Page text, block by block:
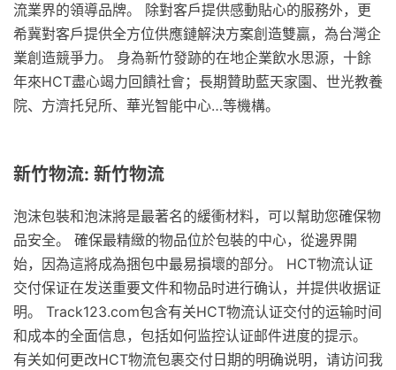
流業界的領導品牌。 除對客戶提供感動貼心的服務外，更
希冀對客戶提供全方位供應鏈解決方案創造雙贏，為台灣企
業創造競爭力。 身為新竹發跡的在地企業飲水思源，十餘
年來HCT盡心竭力回饋社會；長期贊助藍天家園、世光教養
院、方濟托兒所、華光智能中心…等機構。
新竹物流: 新竹物流
泡沫包裝和泡沫將是最著名的緩衝材料，可以幫助您確保物
品安全。 確保最精緻的物品位於包裝的中心，從邊界開
始，因為這將成為捆包中最易損壞的部分。 HCT物流认证
交付保证在发送重要文件和物品时进行确认，并提供收据证
明。 Track123.com包含有关HCT物流认证交付的运输时间
和成本的全面信息，包括如何监控认证邮件进度的提示。
有关如何更改HCT物流包裹交付日期的明确说明，请访问我